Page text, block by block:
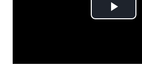
Play